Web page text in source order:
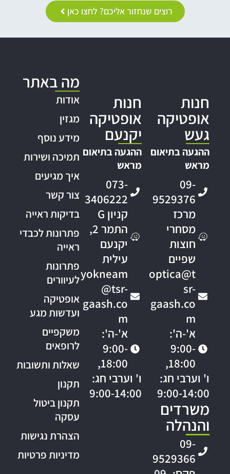
רוצים שנחזור אליכם? לחצו כאן
חנות
אופטיקה
געש
ההגעה בתיאום
מראש
09-
9529376
מרכז
מסחרי
חוצות
שפיים
optica@t
sr-
gaash.co
m
א'-ה':
9:00-
18:00,
ו' וערבי חג:
9:00-14:00
משרדים
והנהלה
09-
9529366
חנות
אופטיקה
יקנעם
ההגעה בתיאום
מראש
073-
3406222
קניון G
התמר 2,
יקנעם
עילית
yokneam
@tsr-
gaash.co
m
א'-ה':
9:00-
18:00,
ו' וערבי חג:
9:00-14:00
מה באתר
אודות
מגזין
מידע נוסף
תמיכה ושירות
איך מגיעים
צור קשר
בדיקות ראייה
פתרונות לכבדי
ראייה
פתרונות
לעיוורים
אופטיקה
ועדשות מגע
משקפיים
לרופאים
שאלות ותשובות
תקנון
תקנון ביטול
עסקה
הצהרת נגישות
מדיניות פרטיות